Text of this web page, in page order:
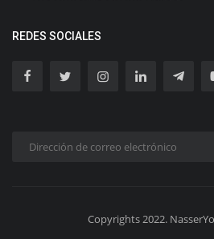
REDES SOCIALES
Copyrights 2022.